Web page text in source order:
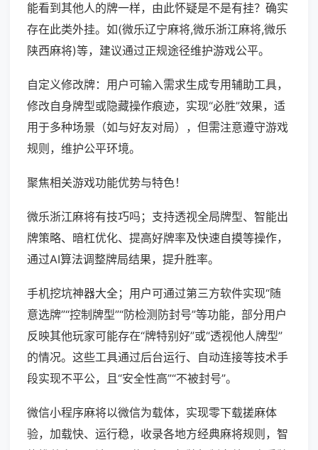
能看到其他人的牌一样，由此怀疑是不是有挂？确实
存在此类外挂。如(微乐辽宁麻将,微乐浙江麻将,微乐
陕西麻将)等，建议通过正规途径维护游戏公平。
自定义修改牌：用户可输入需求生成专用辅助工具，
修改自身牌型或隐藏操作痕迹，实现“必胜”效果，适
用于多种场景（如与好友对局），但需注意遵守游戏
规则，维护公平环境。
聚焦相关游戏功能优势与特色！
微乐浙江麻将有技巧吗；支持透视全局牌型、智能出
牌策略、暗杠优化、提高好牌率及快速自摸等操作，
通过AI算法调整牌局结果，提升胜率。
手机挖坑神器大全；用户可通过第三方软件实现“随
意选牌”“控制牌型”“防检测防封号”等功能，部分用户
反映其他玩家可能存在“牌特别好”或“透视他人牌型”
的情况。这些工具通过后台运行、自动连接等技术手
段实现不平公，且“安全性高”“不被封号”。
微信小程序麻将以微信为载体，实现零下载搓麻体
验，加载快、运行稳，收录各地方经典麻将规则，智